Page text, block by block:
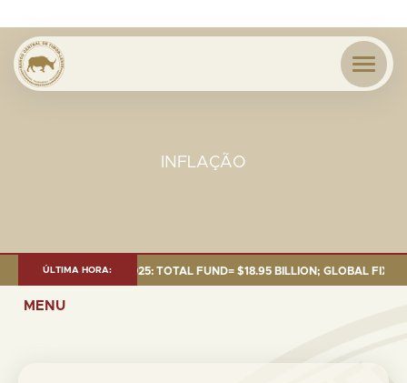
INFLAÇÃO
ÚLTIMA HORA:
AS OF 30 SEP. 2025: TOTAL FUND= $18.95 BILLION; GLOBAL
MENU